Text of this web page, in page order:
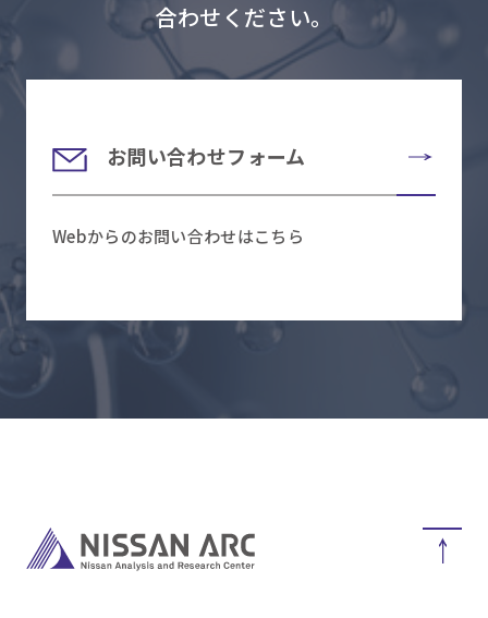
合わせください。
お問い合わせフォーム
Webからのお問い合わせはこちら